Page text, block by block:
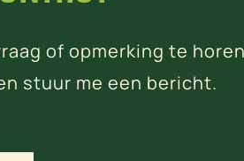
of opmerking te
stuur me een bericht.